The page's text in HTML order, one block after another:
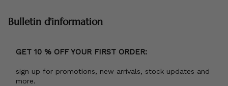
Bulletin d'information
GET 10 % OFF YOUR FIRST ORDER:
sign up for promotions, new arrivals, stock updates and
more.